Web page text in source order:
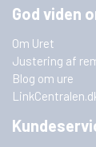
God viden
Om Uret
Justering af
Blog om ure